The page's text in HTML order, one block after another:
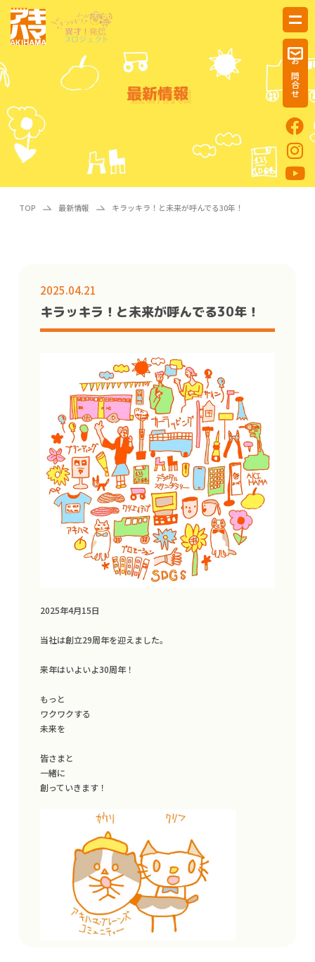
お問合せ
最新情報
TOP 最新情報 キラッキラ！と未来が呼んでる30年！
2025.04.21
キラッキラ！と未来が呼んでる30年！
2025年4月15日
当社は創立29周年を迎えました。
来年はいよいよ30周年！
もっと
ワクワクする
未来を
皆さまと
一緒に
創っていきます！